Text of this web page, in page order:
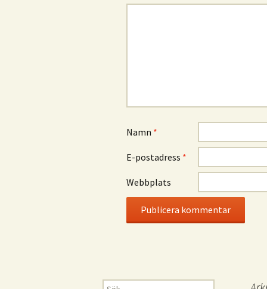
Namn *
E-postadress *
Webbplats
Sök